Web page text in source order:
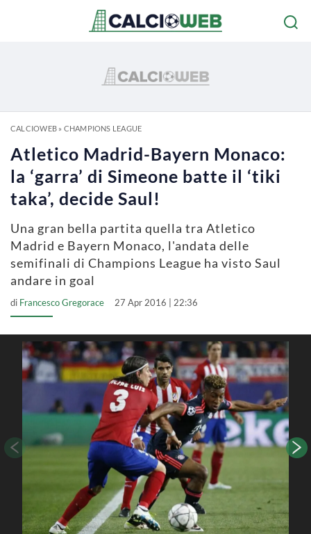
CALCIOWEB» CHAMPIONS LEAGUE
Atletico Madrid-Bayern Monaco:
la ‘garra’ di Simeone batte il ‘tiki
taka’, decide Saul!
Una gran bella partita quella tra Atletico
Madrid e Bayern Monaco, l'andata delle
semifinali di Champions League ha visto Saul
andare in goal
di Francesco Gregorace 27 Apr 2016 | 22:36